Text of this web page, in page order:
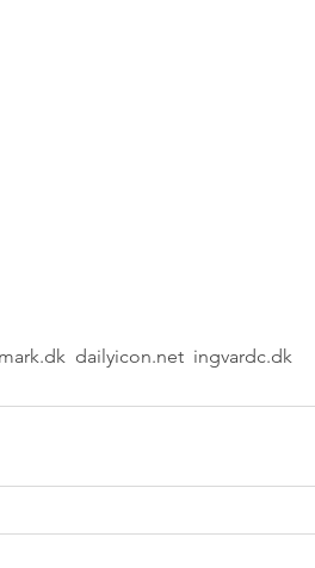
dailyicon.net  ingvardc.dk